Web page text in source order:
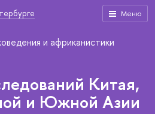
Меню
и африканистики
Китая,
и Южной Азии